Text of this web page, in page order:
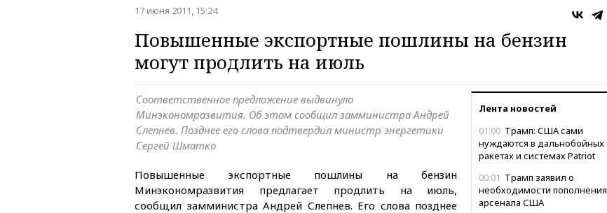
17 июня 2011, 15:24
Повышенные экспортные пошлины на бензин
могут продлить на июль
Лента новостей
01:00 Трамп: США сами
нуждаются в дальнобойных
ракетах и системах Patriot
00:01 Трамп заявил о
необходимости пополнения
арсенала США
Соответственное предложение выдвинуло
Минэкономразвития. Об этом сообщил замминистра Андрей
Слепнев. Позднее его слова подтвердил министр энергетики
Сергей Шматко
Повышенные экспортные пошлины на бензин
Минэкономразвития предлагает продлить на июль,
сообщил замминистра Андрей Слепнев. Его слова позднее